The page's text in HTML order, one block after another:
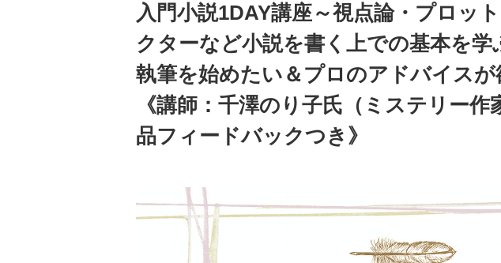
入門小説1DAY講座～視点論・プロッ
クターなど小説を書く上での基本を学
執筆を始めたい＆プロのアドバイスが
《講師：千澤のり子氏（ミステリー作
品フィードバックつき》